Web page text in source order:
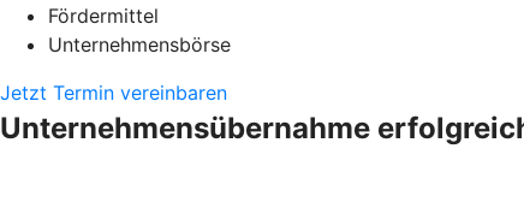
Fördermittel
Unternehmensbörse
Jetzt Termin vereinbaren
Unternehmensübernahme